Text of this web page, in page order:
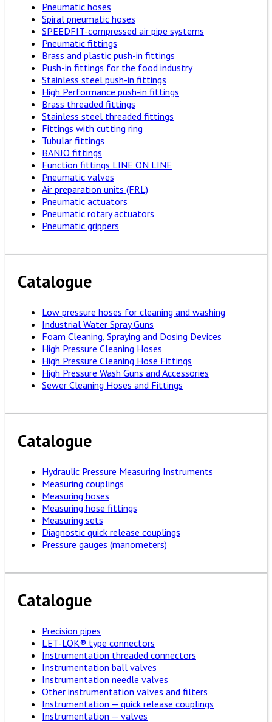
Pneumatic hoses
Spiral pneumatic hoses
SPEEDFIT-compressed air pipe systems
Pneumatic fittings
Brass and plastic push-in fittings
Push-in fittings for the food industry
Stainless steel push-in fittings
High Performance push-in fittings
Brass threaded fittings
Stainless steel threaded fittings
Fittings with cutting ring
Tubular fittings
BANJO fittings
Function fittings LINE ON LINE
Pneumatic valves
Air preparation units (FRL)
Pneumatic actuators
Pneumatic rotary actuators
Pneumatic grippers
Catalogue
Low pressure hoses for cleaning and washing
Industrial Water Spray Guns
Foam Cleaning, Spraying and Dosing Devices
High Pressure Cleaning Hoses
High Pressure Cleaning Hose Fittings
High Pressure Wash Guns and Accessories
Sewer Cleaning Hoses and Fittings
Catalogue
Hydraulic Pressure Measuring Instruments
Measuring couplings
Measuring hoses
Measuring hose fittings
Measuring sets
Diagnostic quick release couplings
Pressure gauges (manometers)
Catalogue
Precision pipes
LET-LOK® type connectors
Instrumentation threaded connectors
Instrumentation ball valves
Instrumentation needle valves
Other instrumentation valves and filters
Instrumentation — quick release couplings
Instrumentation — valves